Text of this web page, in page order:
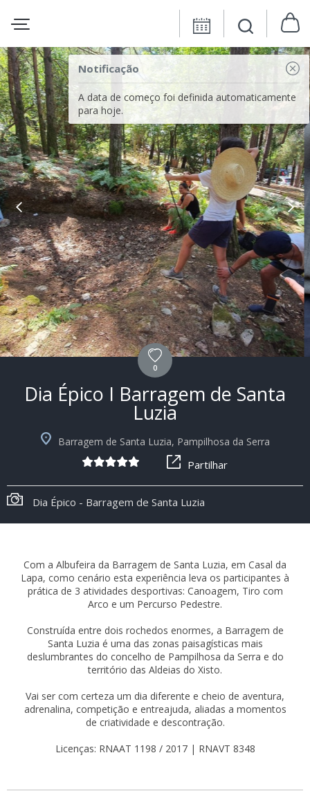
Notificação
A data de começo foi definida automaticamente
para hoje.
0
Dia Épico I Barragem de Santa
Luzia
Barragem de Santa Luzia, Pampilhosa da Serra
Partilhar
Dia Épico - Barragem de Santa Luzia
Com a Albufeira da Barragem de Santa Luzia, em Casal da
Lapa, como cenário esta experiência leva os participantes à
prática de 3 atividades desportivas: Canoagem, Tiro com
Arco e um Percurso Pedestre.
Construída entre dois rochedos enormes, a Barragem de
Santa Luzia é uma das zonas paisagísticas mais
deslumbrantes do concelho de Pampilhosa da Serra e do
território das Aldeias do Xisto.
Vai ser com certeza um dia diferente e cheio de aventura,
adrenalina, competição e entreajuda, aliadas a momentos
de criatividade e descontração.
Licenças: RNAAT 1198 / 2017 | RNAVT 8348